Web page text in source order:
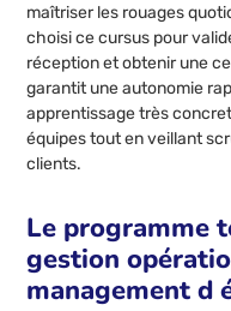
maîtriser les rouages
choisi ce cursus pour
réception et obtenir une
garantit une autonomie
apprentissage très
équipes tout en veillant
clients.
Le programme
gestion
management d